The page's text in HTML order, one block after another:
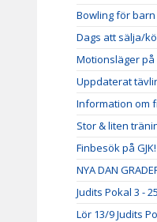
Bowling för barn
Dags att sälja/
Motionsläger på
Uppdaterat
Information om
Stor & liten
Finbesök på GJK!
NYA DAN
Judits Pokal 3 -
Lör 13/9 Judits